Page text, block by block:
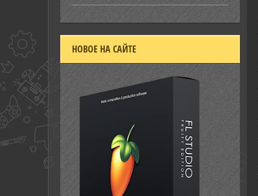
НОВОЕ НА САЙТЕ